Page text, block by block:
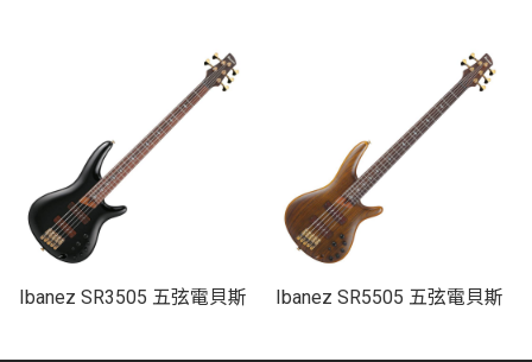
Ibanez SR3505 五弦電貝斯 Ibanez SR5505 五弦電貝斯